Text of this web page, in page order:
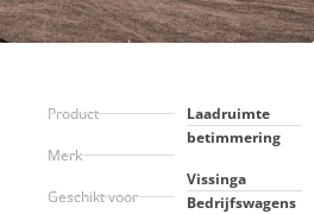
Product
Merk
Geschikt voor
Laadruimte
betimmering
Vissinga
Bedrijfswagens